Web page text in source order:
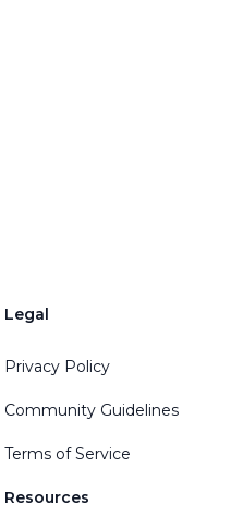
Legal
Privacy Policy
Community Guidelines
Terms of Service
Resources